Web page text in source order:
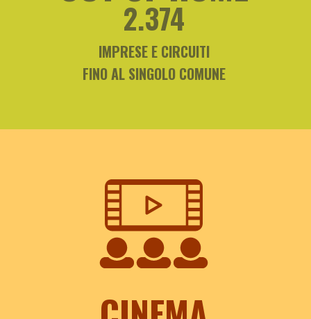
2.374
IMPRESE E CIRCUITI
FINO AL SINGOLO COMUNE